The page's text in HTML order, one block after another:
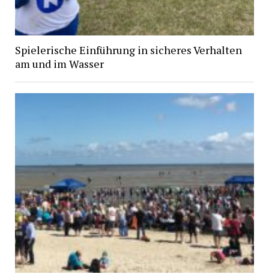
Spielerische Einführung in sicheres Verhalten
am und im Wasser